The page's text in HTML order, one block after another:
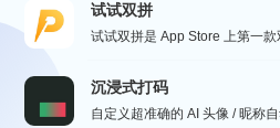
试试双拼
沉浸式打码